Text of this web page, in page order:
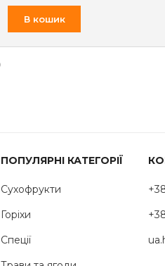
₴
В кошик
ПОПУЛЯРНІ КАТЕГОРІЇ
Сухофрукти
Горіхи
Спеції